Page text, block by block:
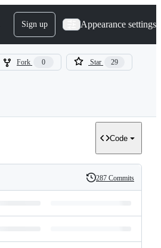
Sign up Appearance settings
Fork 0 Star 29
Code
History
287 Commits